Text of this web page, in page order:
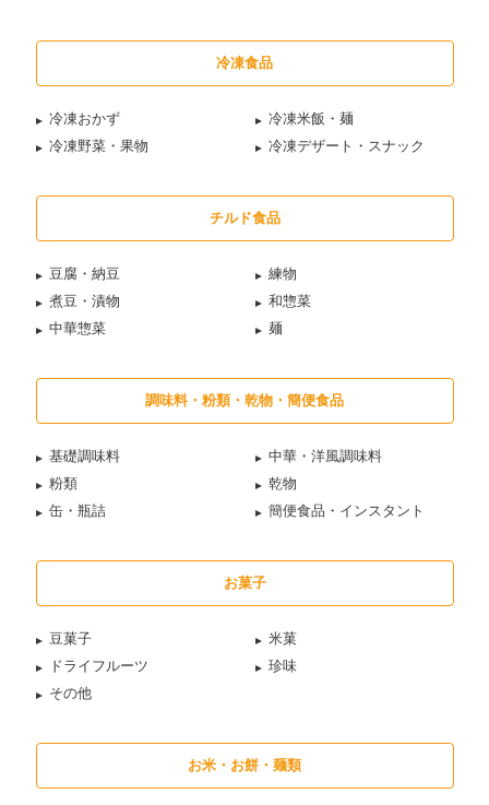
冷凍食品
冷凍おかず
冷凍米飯・麺
冷凍野菜・果物
冷凍デザート・スナック
チルド食品
豆腐・納豆
練物
煮豆・漬物
和惣菜
中華惣菜
麺
調味料・粉類・乾物・簡便食品
基礎調味料
中華・洋風調味料
粉類
乾物
缶・瓶詰
簡便食品・インスタント
お菓子
豆菓子
米菓
ドライフルーツ
珍味
その他
お米・お餅・麺類